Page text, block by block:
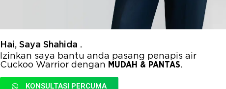
Hai, Saya Shahida .
Izinkan saya bantu anda pasang penapis air
Cuckoo Warrior dengan MUDAH & PANTAS.
KONSULTASI PERCUMA